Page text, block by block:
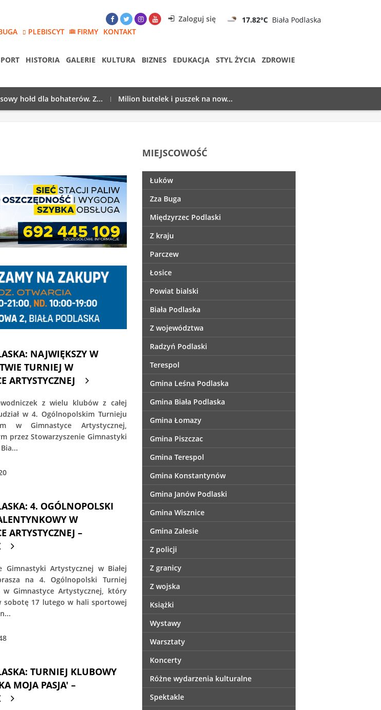
Zaloguj się 17.82°C Biała Podlaska
PLEBISCYT FIRMY KONTAKT
HISTORIA GALERIE KULTURA BIZNES EDUKACJA STYL ŻYCIA
ZDROWIE
hołd dla bohaterów. Z...
Milion butelek i puszek na now...
NAJWIĘKSZY W
TURNIEJ W
ARTYSTYCZNEJ
z wielu klubów z całej
w 4. Ogólnopolskim Turnieju
w Gimnastyce Artystycznej,
przez Stowarzyszenie Gimnastyki
4. OGÓLNOPOLSKI
W
ARTYSTYCZNEJ –
Gimnastyki Artystycznej w Białej
na 4. Ogólnopolski Turniej
w Gimnastyce Artystycznej, który
sobotę 17 lutego w hali sportowej
TURNIEJ KLUBOWY
MOJA PASJA' –
MIEJSCOWOŚĆ
Łuków
Zza Buga
Międzyrzec Podlaski
Z kraju
Parczew
Łosice
Powiat bialski
Biała Podlaska
Z województwa
Radzyń Podlaski
Terespol
Gmina Leśna Podlaska
Gmina Biała Podlaska
Gmina Łomazy
Gmina Piszczac
Gmina Terespol
Gmina Konstantynów
Gmina Janów Podlaski
Gmina Wisznice
Gmina Zalesie
Z policji
Z granicy
Z wojska
Książki
Wystawy
Warsztaty
Koncerty
Różne wydarzenia kulturalne
Spektakle